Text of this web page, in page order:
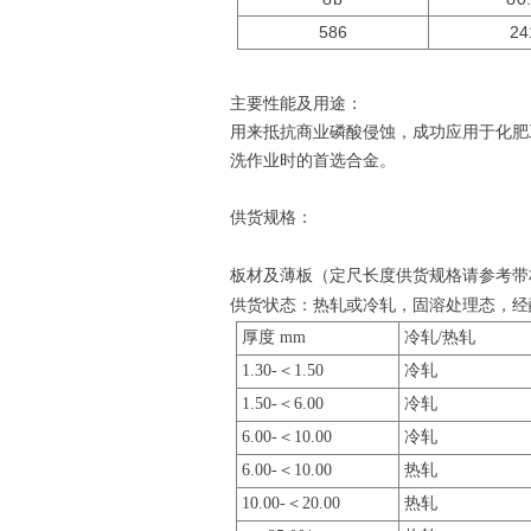
586
主要性能及用途：
用来抵抗商业磷酸侵蚀，成功应用于化
洗作业时的首选合金。
供货规格：
板材及薄板（定尺长度供货规格请参考
供货状态：热轧或冷轧，固溶处理态，
厚度 mm
冷轧/热轧
1.30-＜1.50
冷轧
1.50-＜6.00
冷轧
6.00-＜10.00
冷轧
6.00-＜10.00
热轧
10.00-＜20.00
热轧